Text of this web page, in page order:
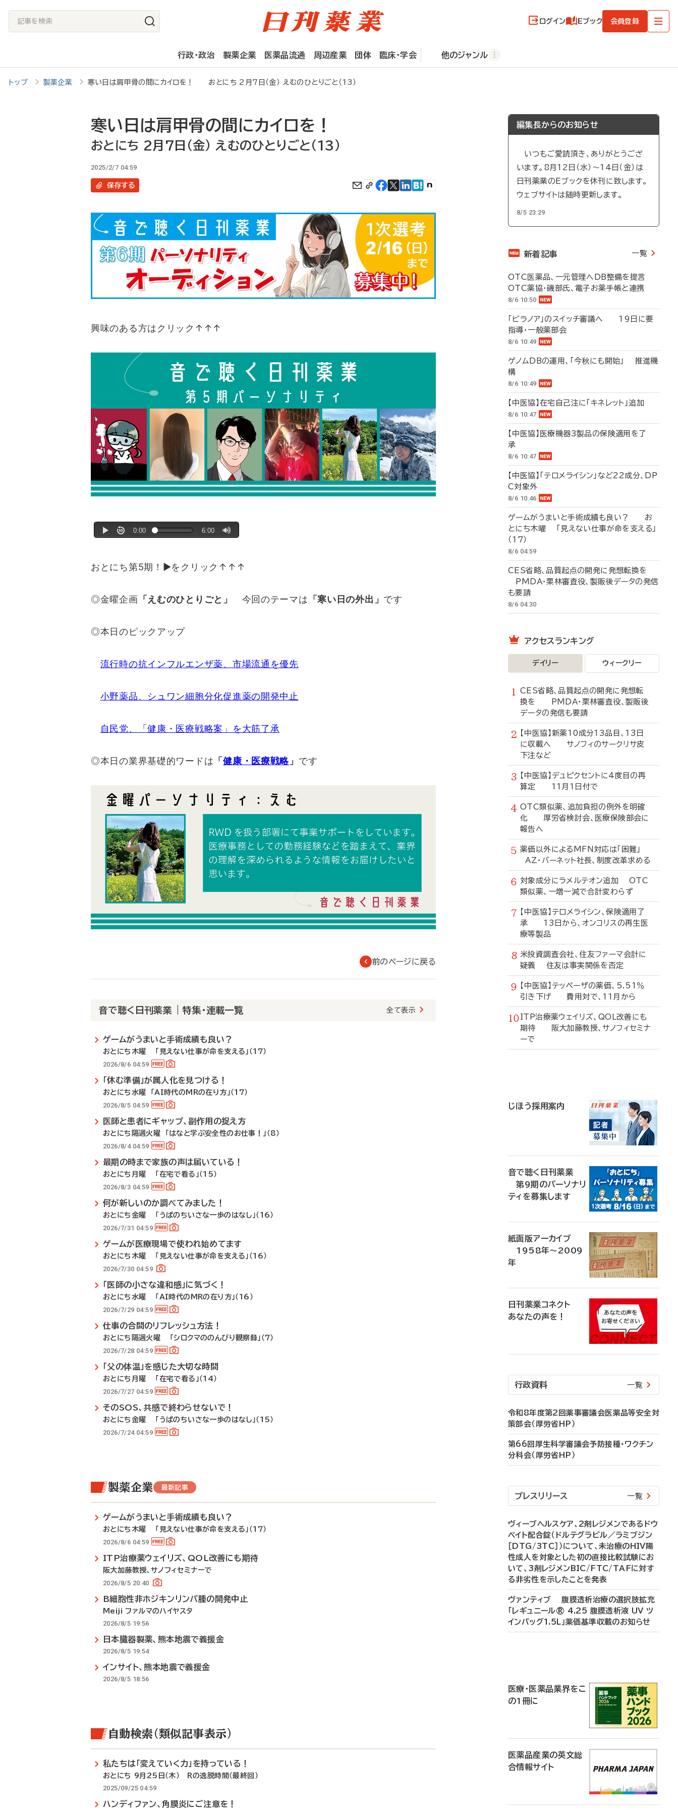
記
事
検
索
ログイン Eブック 会員登録
行政・政治 製薬企業 医薬品流通 周辺産業 団体 臨床・学会 他のジャンル
トップ 製薬企業 寒い日は肩甲骨の間にカイロを！ おとにち 2月7日（金） えむのひとりごと（13）
寒い日は肩甲骨の間にカイロを！
おとにち 2月7日（金） えむのひとりごと（13）
2025/2/7 04:59
保存する
興味のある方はクリック↑↑↑
おとにち第5期！▶をクリック↑↑↑
◎金曜企画 「えむのひとりごと」 今回のテーマは 「寒い日の外出」 です
◎本日のピックアップ
流行時の抗インフルエンザ薬、市場流通を優先
小野薬品、シュワン細胞分化促進薬の開発中止
自民党、「健康・医療戦略案」を大筋了承
◎本日の業界基礎的ワードは 「健康・医療戦略 」 です
前のページに戻る
音で聴く日刊薬業 | 特集・連載一覧 全て表示
ゲームがうまいと手術成績も良い？
おとにち木曜 「見えない仕事が命を支える」（17）
2026/8/6 04:59
「休む準備」が属人化を見つける！
おとにち水曜 「AI時代のMRの在り方」（17）
2026/8/5 04:59
医師と患者にギャップ、副作用の捉え方
おとにち隔週火曜 「はなと学ぶ安全性のお仕事！」（8）
2026/8/4 04:59
最期の時まで家族の声は届いている！
おとにち月曜 「在宅で看る」（15）
2026/8/3 04:59
何が新しいのか調べてみました！
おとにち金曜 「うぱのちいさな一歩のはなし」（16）
2026/7/31 04:59
ゲームが医療現場で使われ始めてます
おとにち木曜 「見えない仕事が命を支える」（16）
2026/7/30 04:59
「医師の小さな違和感」に気づく！
おとにち水曜 「AI時代のMRの在り方」（16）
2026/7/29 04:59
仕事の合間のリフレッシュ方法！
おとにち隔週火曜 「シロクマののんびり観察録」（7）
2026/7/28 04:59
「父の体温」を感じた大切な時間
おとにち月曜 「在宅で看る」（14）
2026/7/27 04:59
そのSOS、共感で終わらせないで！
おとにち金曜 「うぱのちいさな一歩のはなし」（15）
2026/7/24 04:59
製薬企業 最新記事
ゲームがうまいと手術成績も良い？
おとにち木曜 「見えない仕事が命を支える」（17）
2026/8/6 04:59
ITP治療薬ウェイリズ、QOL改善にも期待
阪大加藤教授、サノフィセミナーで
2026/8/5 20:40
B細胞性非ホジキンリンパ腫の開発中止
Meiji ファルマのハイヤスタ
2026/8/5 19:56
日本臓器製薬、熊本地震で義援金
2026/8/5 19:54
インサイト、熊本地震で義援金
2026/8/5 18:56
自動検索（類似記事表示）
私たちは「変えていく力」を持っている！
おとにち 9月25日（木） Ｒの逸脱時間（最終回）
2025/09/25 04:59
ハンディファン、角膜炎にご注意を！
編集長からのお知らせ
いつもご愛読頂き、ありがとうござ
います。8月12日（水）～14日（金）は
日刊薬業のEブックを休刊に致します。
ウェブサイトは随時更新します。
8/5 23:29
新着記事 一覧
OTC医薬品、一元管理へDB整備を提言
OTC薬協・磯部氏、電子お薬手帳と連携
8/6 10:50
「ビラノア」のスイッチ審議へ 19日に要
指導・一般薬部会
8/6 10:49
ゲノムDBの運用、「今秋にも開始」 推進機
構
8/6 10:49
【中医協】在宅自己注に「キネレット」追加
8/6 10:47
【中医協】医療機器3製品の保険適用を了
承
8/6 10:47
【中医協】「テロメライシン」など22成分、DP
C対象外
8/6 10:46
ゲームがうまいと手術成績も良い？ お
とにち木曜 「見えない仕事が命を支える」
（17）
8/6 04:59
CES省略、品質起点の開発に発想転換を
PMDA・栗林審査役、製販後データの発信
も要請
8/6 04:30
アクセスランキング
デイリー ウィークリー
CES省略、品質起点の開発に発想転
換を PMDA・栗林審査役、製販後
データの発信も要請
【中医協】新薬10成分13品目、13日
に収載へ サノフィのサークリサ皮
下注など
【中医協】デュピクセントに4度目の再
算定 11月1日付で
OTC類似薬、追加負担の例外を明確
化 厚労省検討会、医療保険部会に
報告へ
薬価以外によるMFN対応は「困難」
AZ・バーネット社長、制度改革求める
対象成分にラメルテオン追加 OTC
類似薬、一増一減で合計変わらず
【中医協】テロメライシン、保険適用了
承 13日から、オンコリスの再生医
療等製品
米投資調査会社、住友ファーマ会計に
疑義 住友は事実関係を否定
【中医協】テッペーザの薬価、5.51％
引き下げ 費用対で、11月から
ITP治療薬ウェイリズ、QOL改善にも
期待 阪大加藤教授、サノフィセミナ
ーで
じほう採用案内
音で聴く日刊薬業
第9期のパーソナリ
ティを募集します
紙面版アーカイブ
1958年～2009
年
日刊薬業コネクト
あなたの声を！
行政資料 一覧
令和8年度第2回薬事審議会医薬品等安全対
策部会（厚労省HP）
第66回厚生科学審議会予防接種・ワクチン
分科会（厚労省HP）
プレスリリース 一覧
ヴィーブヘルスケア、2剤レジメンであるドウ
ベイト配合錠（ドルテグラビル／ラミブジン
［DTG/3TC］）について、未治療のHIV陽
性成人を対象とした初の直接比較試験にお
いて、3剤レジメンBIC/FTC/TAFに対す
る非劣性を示したことを発表
ヴァンティブ 腹膜透析治療の選択肢拡充
「レギュニール® 4.25 腹膜透析液 UV ツ
インバッグ1.5L」薬価基準収載のお知らせ
医療・医薬品業界をこ
の1冊に
医薬品産業の英文総
合情報サイト